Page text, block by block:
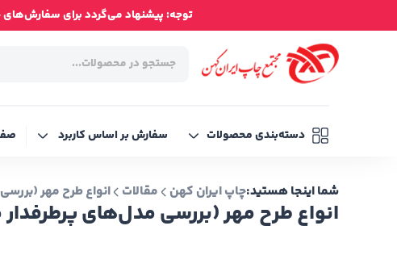
توجه: پیشنهاد می‌گردد برای سفارش‌های
دسته‌بندی محصولات سفارش بر اساس کاربرد
انواع طرح مهر (بررسی مدل‌های
شما اینجا هستید:چاپ ایران کهن مقالات انواع طرح مهر